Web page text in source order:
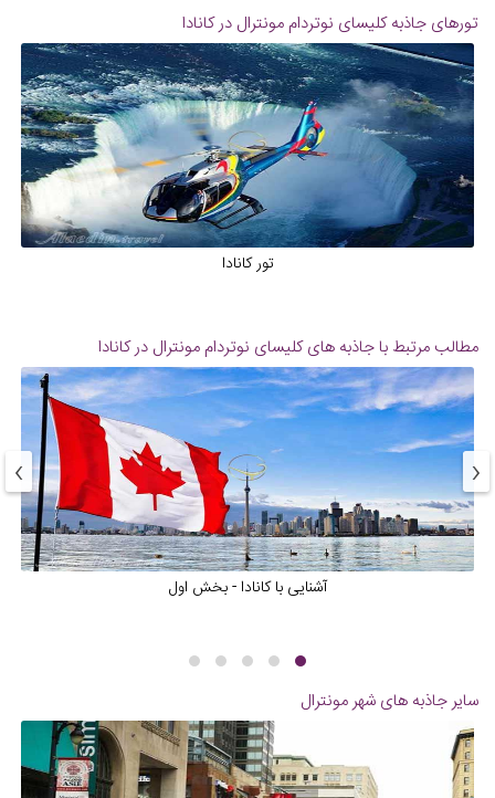
تورهای جاذبه کلیسای نوتردام مونترال در کانادا
تور کانادا
مطالب مرتبط با جاذبه های کلیسای نوتردام مونترال در کانادا
آشنایی با کانادا - بخش اول
‹
›
سایر جاذبه های شهرمونترال